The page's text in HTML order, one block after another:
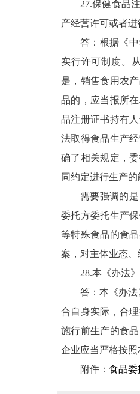
27.保健食品
产经营许可或者
答：根据《
实行许可制度。
是，销售食用农
品的，应当报所
品注册证书持有
法取得食品生产
确了相关规定，
同约定进行生产
需要强调的
委托方委托生产
等特殊食品的食
案，对主体业态
28.本《办法
答：本《办
合自身实际，合
施行前生产的食
企业应当严格按
附件： 食品委